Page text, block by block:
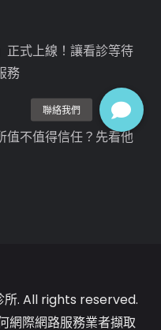
正式上線！讓看診等待
務
值不值得信任？先看他
. All rights reserved.
網際網路服務業者擷取